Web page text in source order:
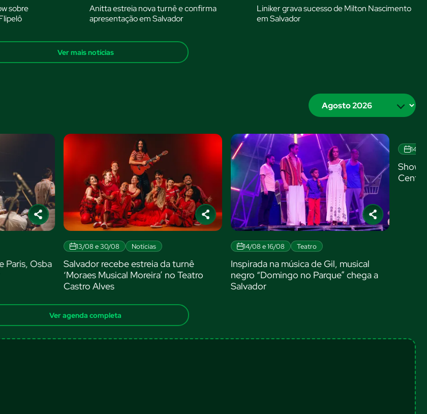
sobre
Anitta estreia nova turnê e confirma
apresentação em Salvador
Liniker grava sucesso de Milton Nascimento
em Salvador
Ver mais notícias
Filtrar
por
mes
da turnê
no Teatro
14/08 e 16/08 Teatro
Inspirada na música de Gil, musical
negro “Domingo no Parque” chega a
Salvador
14/08 Shows
Show celebra o legado de Rita Lee no
Centro Cultural SESI Casa Branca
Ver agenda completa